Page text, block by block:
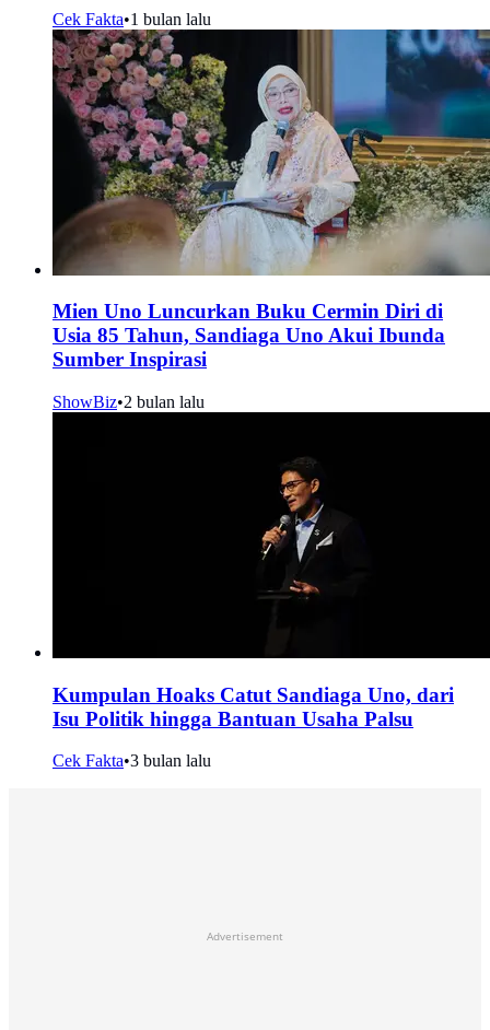
Cek Fakta•1 bulan lalu
Mien Uno Luncurkan Buku Cermin Diri di
Usia 85 Tahun, Sandiaga Uno Akui Ibunda
Sumber Inspirasi
ShowBiz•2 bulan lalu
Kumpulan Hoaks Catut Sandiaga Uno, dari
Isu Politik hingga Bantuan Usaha Palsu
Cek Fakta•3 bulan lalu
Advertisement